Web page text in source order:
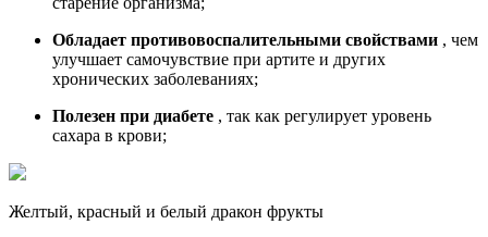
Обладает противовоспалительными свойствами , чем
улучшает самочувствие при артите и других
хронических заболеваниях;
Полезен при диабете , так как регулирует уровень
сахара в крови;
Желтый, красный и белый дракон фрукты